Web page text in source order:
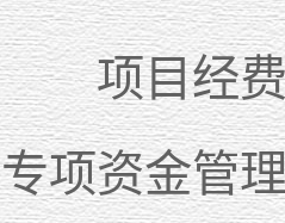
项目经费按
专项资金管